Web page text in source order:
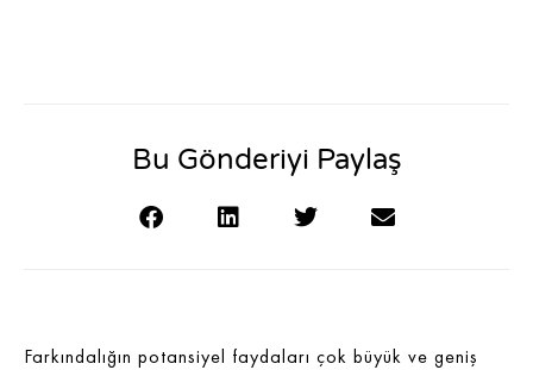
Bu Gönderiyi Paylaş
Farkındalığın potansiyel faydaları çok büyük ve geniş